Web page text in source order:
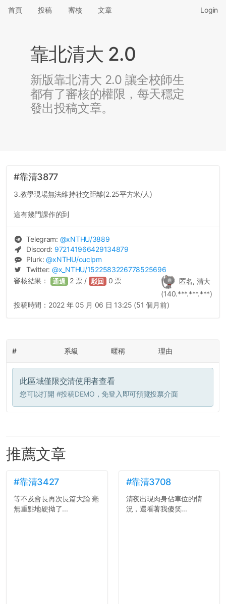
首頁 投稿 審核 文章 Login
靠北清大 2.0
新版靠北清大 2.0 讓全校師生
都有了審核的權限，每天穩定
發出投稿文章。
#靠清3877
3.教學現場無法維持社交距離(2.25平方米/人)
這有幾門課作的到
Telegram: @xNTHU/3889
Discord: 972141966429134879
Plurk:@xNTHU/ouclpm
Twitter: @x_NTHU/1522583226778525696
匿名, 清大
(140.***.***.***)
審核結果： 通過 2 票 / 駁回 0 票
投稿時間： 2022 年 05 月 06 日 13:25 (51 個月前)
# 系級 暱稱 理由
此區域僅限交清使用者查看
您可以打開 #投稿DEMO ，免登入即可預覽投票介面
推薦文章
#靠清3427
等不及會長再次長篇大論 毫
無重點地硬拗了...
#靠清3708
清夜出現肉身佔車位的情
況，還看著我傻笑...